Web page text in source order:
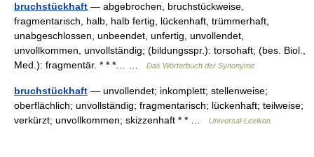
bruchstückhaft — abgebrochen, bruchstückweise,
fragmentarisch, halb, halb fertig, lückenhaft, trümmerhaft,
unabgeschlossen, unbeendet, unfertig, unvollendet,
unvollkommen, unvollständig; (bildungsspr.): torsohaft; (bes. Biol.,
Med.): fragmentär. * * *… …
Das Wörterbuch der Synonyme
bruchstückhaft — unvollendet; inkomplett; stellenweise;
oberflächlich; unvollständig; fragmentarisch; lückenhaft; teilweise;
verkürzt; unvollkommen; skizzenhaft * * …
Universal-Lexikon